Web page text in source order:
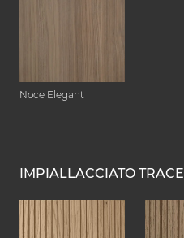
Noce Elegant
IMPIALLACCIATO TRACE